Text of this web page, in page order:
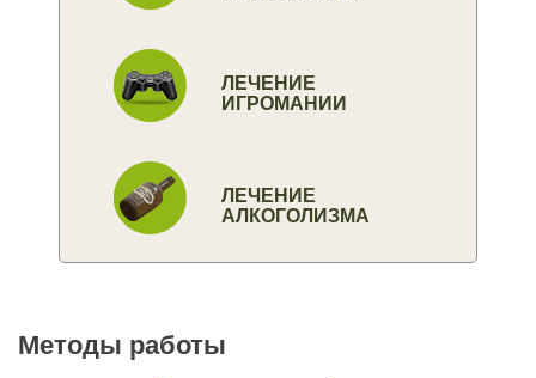
ЛЕЧЕНИЕ
ИГРОМАНИИ
ЛЕЧЕНИЕ
АЛКОГОЛИЗМА
Методы работы